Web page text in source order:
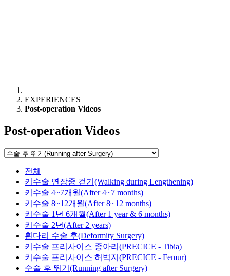
EXPERIENCES
Post-operation Videos
Post-operation Videos
전체
키수술 연장중 걷기(Walking during Lengthening)
키수술 4~7개월(After 4~7 months)
키수술 8~12개월(After 8~12 months)
키수술 1년 6개월(After 1 year & 6 months)
키수술 2년(After 2 years)
휜다리 수술 후(Deformity Surgery)
키수술 프리사이스 종아리(PRECICE - Tibia)
키수술 프리사이스 허벅지(PRECICE - Femur)
수술 후 뛰기(Running after Surgery)